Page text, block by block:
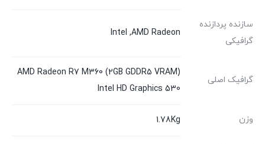
سازنده پردازنده
گرافیکی
AMD Radeon
,
Intel
گرافیک اصلی
AMD Radeon R7 M360 (2GB GDDR5 VRAM)
Intel HD Graphics 530
وزن 1.78Kg